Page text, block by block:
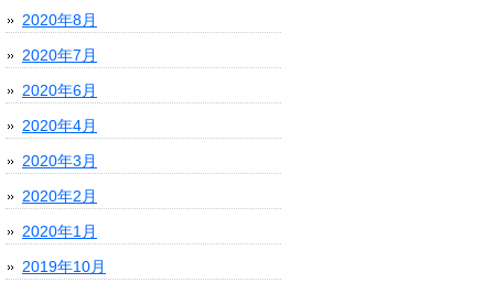
2020年8月
2020年7月
2020年6月
2020年4月
2020年3月
2020年2月
2020年1月
2019年10月